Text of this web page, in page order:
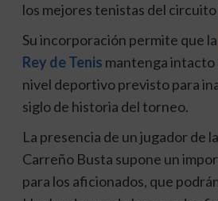
los mejores tenistas del
Su incorporación permite que la
Rey de Tenis mantenga
nivel deportivo previsto para
siglo de historia del torneo.
La presencia de un jugador de
Carreño Busta supone un
para los aficionados, que